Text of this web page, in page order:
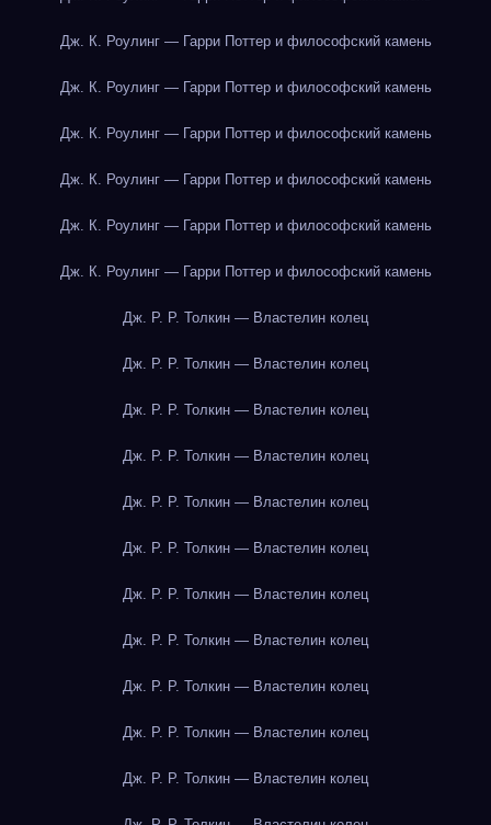
Дж. К. Роулинг — Гарри Поттер и философский камень
Дж. К. Роулинг — Гарри Поттер и философский камень
Дж. К. Роулинг — Гарри Поттер и философский камень
Дж. К. Роулинг — Гарри Поттер и философский камень
Дж. К. Роулинг — Гарри Поттер и философский камень
Дж. К. Роулинг — Гарри Поттер и философский камень
Дж. Р. Р. Толкин — Властелин колец
Дж. Р. Р. Толкин — Властелин колец
Дж. Р. Р. Толкин — Властелин колец
Дж. Р. Р. Толкин — Властелин колец
Дж. Р. Р. Толкин — Властелин колец
Дж. Р. Р. Толкин — Властелин колец
Дж. Р. Р. Толкин — Властелин колец
Дж. Р. Р. Толкин — Властелин колец
Дж. Р. Р. Толкин — Властелин колец
Дж. Р. Р. Толкин — Властелин колец
Дж. Р. Р. Толкин — Властелин колец